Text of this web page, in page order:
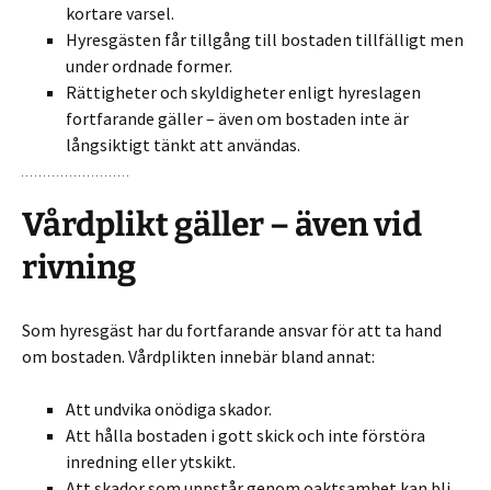
kortare varsel.
Hyresgästen får tillgång till bostaden tillfälligt men
under ordnade former.
Rättigheter och skyldigheter enligt hyreslagen
fortfarande gäller – även om bostaden inte är
långsiktigt tänkt att användas.
Vårdplikt gäller – även vid
rivning
Som hyresgäst har du fortfarande ansvar för att ta hand
om bostaden. Vårdplikten innebär bland annat:
Att undvika onödiga skador.
Att hålla bostaden i gott skick och inte förstöra
inredning eller ytskikt.